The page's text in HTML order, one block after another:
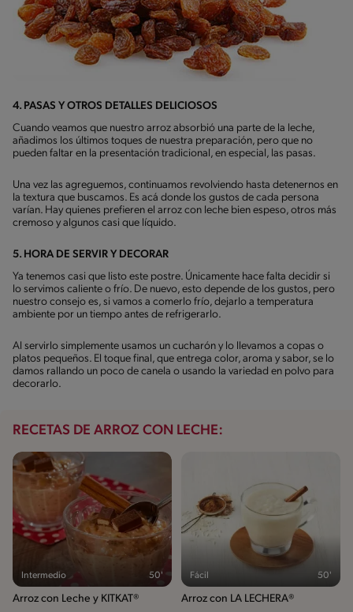
4. PASAS Y OTROS DETALLES DELICIOSOS
Cuando veamos que nuestro arroz absorbió una parte de la leche,
añadimos los últimos toques de nuestra preparación, pero que no
pueden faltar en la presentación tradicional, en especial, las pasas.
Una vez las agreguemos, continuamos revolviendo hasta detenernos en
la textura que buscamos. Es acá donde los gustos de cada persona
varían. Hay quienes prefieren el arroz con leche bien espeso, otros más
cremoso y algunos casi que líquido.
5. HORA DE SERVIR Y DECORAR
Ya tenemos casi que listo este postre. Únicamente hace falta decidir si
lo servimos caliente o frío. De nuevo, esto depende de los gustos, pero
nuestro consejo es, si vamos a comerlo frío, dejarlo a temperatura
ambiente por un tiempo antes de refrigerarlo.
Al servirlo simplemente usamos un cucharón y lo llevamos a copas o
platos pequeños. El toque final, que entrega color, aroma y sabor, se lo
damos rallando un poco de canela o usando la variedad en polvo para
decorarlo.
RECETAS DE ARROZ CON LECHE:
Intermedio 50'
Arroz con Leche y KITKAT®
Fácil 50'
Arroz con LA LECHERA®